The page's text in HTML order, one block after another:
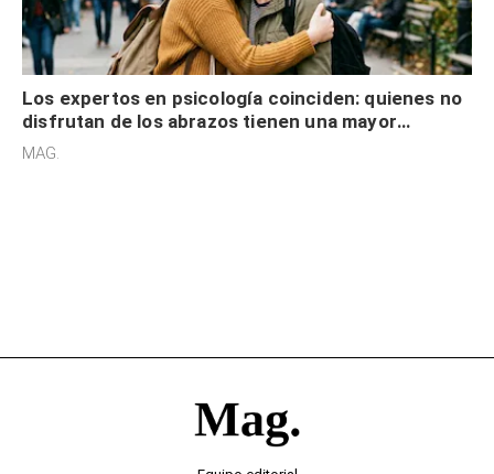
Los expertos en psicología coinciden: quienes no
disfrutan de los abrazos tienen una mayor
sensibilidad a los estímulos físicos y no es por
MAG.